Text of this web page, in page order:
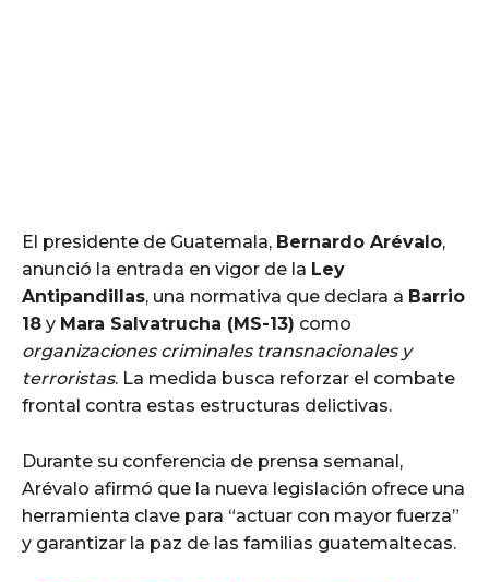
El presidente de Guatemala, Bernardo Arévalo,
anunció la entrada en vigor de la Ley
Antipandillas, una normativa que declara a Barrio
18 y Mara Salvatrucha (MS-13) como
organizaciones criminales transnacionales y
terroristas. La medida busca reforzar el combate
frontal contra estas estructuras delictivas.
Durante su conferencia de prensa semanal,
Arévalo afirmó que la nueva legislación ofrece una
herramienta clave para “actuar con mayor fuerza”
y garantizar la paz de las familias guatemaltecas.